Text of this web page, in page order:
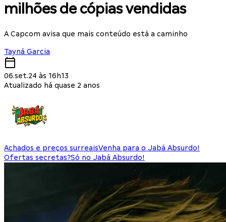
milhões de cópias vendidas
A Capcom avisa que mais conteúdo está a caminho
Tayná Garcia
06.set.24 às 16h13
Atualizado há quase 2 anos
Achados e preços surreaisVenha para o Jabá Absurdo!
Ofertas secretas?Só no Jabá Absurdo!